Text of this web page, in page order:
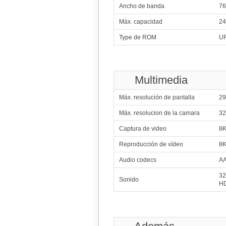
Ancho de banda
Máx. capacidad
Type de ROM
Multimedia
Máx. resolución de pantalla
Máx. resolucion de la camara
Captura de video
Reproducción de vídeo
Audio codecs
Sonido
1x4.21 GHz C1-
6x2.75
Qualcomm
2x4.26